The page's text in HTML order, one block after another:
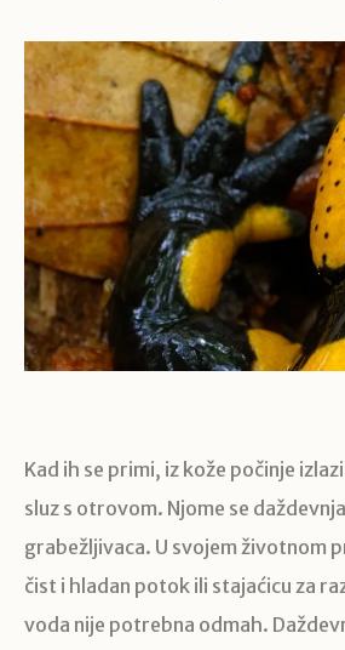
Kad ih se primi, iz kože počinje
sluz s otrovom. Njome se
grabežljivaca. U svojem životnom
čist i hladan potok ili stajaćicu za
voda nije potrebna odmah.